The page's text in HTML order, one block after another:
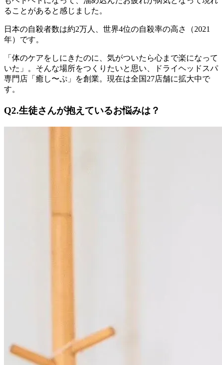
ることがある と感じました。
日本の自殺者数は約2万人、世界4位の自殺率の高さ（2021
年）です。
「 体のケアをしにきたのに、気がついたら心まで楽になって
いた 」。そんな場所をつくりたいと思い、ドライヘッドスパ
専門店「癒し〜ぷ」を創業。現在は全国27店舗に拡大中で
す。
Q2.生徒さんが抱えているお悩みは？